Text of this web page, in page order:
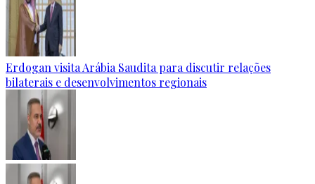
Erdogan visita Arábia Saudita para discutir relações
bilaterais e desenvolvimentos regionais